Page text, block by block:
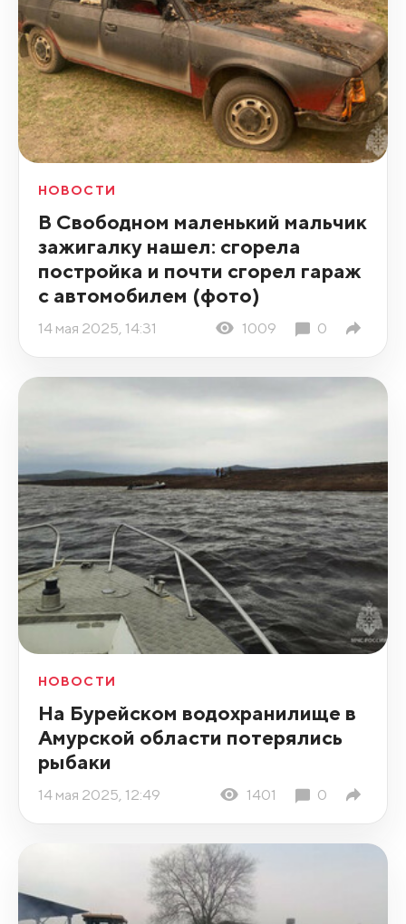
НОВОСТИ
В Свободном маленький мальчик
зажигалку нашел: сгорела
постройка и почти сгорел гараж
с автомобилем (фото)
14 мая 2025, 14:31 1009 0
НОВОСТИ
На Бурейском водохранилище в
Амурской области потерялись
рыбаки
14 мая 2025, 12:49 1401 0